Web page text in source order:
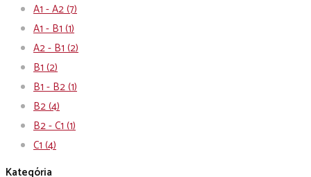
A1 - A2(7)
A1 - B1(1)
A2 - B1(2)
B1(2)
B1 - B2(1)
B2(4)
B2 - C1(1)
C1(4)
Kategória